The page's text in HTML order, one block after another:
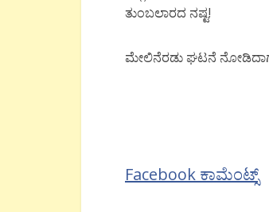
ತುಂಬಲಾರದ ನಷ್ಟ!
ಮೇಲಿನೆರಡು ಘಟನೆ ನೋಡಿದಾಗ
Facebook ಕಾಮೆಂಟ್ಸ್